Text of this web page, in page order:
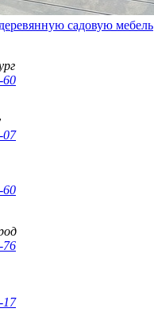
садовую мебель
60
07
60
76
17